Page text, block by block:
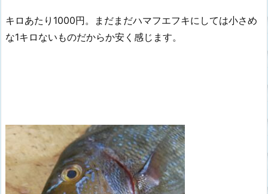
キロあたり1000円。まだまだハマフエフキにしては小さめ
な1キロないものだからか安く感じます。